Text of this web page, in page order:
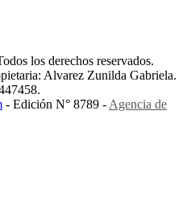
los derechos reservados.
Alvarez Zunilda Gabriela.
- Edición N° 8789 -Agencia de